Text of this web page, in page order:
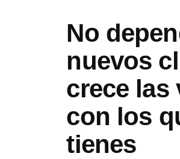
No
nuevos
crece las
con los
tienes